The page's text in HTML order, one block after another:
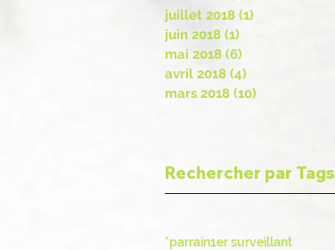
juillet 2018 (1)
juin 2018 (1)
mai 2018 (6)
avril 2018 (4)
mars 2018 (10)
Rechercher par Tags
*parrain1er surveillant